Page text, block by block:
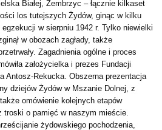
Białej, Zembrzyc – łącznie kilkaset
los tutejszych Żydów, ginąc w kilku
w sierpniu 1942 r. Tylko niewielki
w obozach zagłady, także
Zagadnienia ogólne i proces
założycielka i prezes Fundacji
Antosz-Rekucka. Obszerna prezentacja
dziejów Żydów w Mszanie Dolnej, z
omówienie kolejnych etapów
troski o pamięć w naszym mieście.
żydowskiego pochodzenia,